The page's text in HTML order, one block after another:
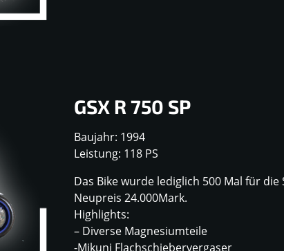
GSX R 750 SP
Baujahr: 1994
Leistung: 118 PS
Das Bike wurde lediglich 500 Mal für
Neupreis 24.000Mark.
Highlights:
– Diverse Magnesiumteile
-Mikuni Flachschiebervergaser